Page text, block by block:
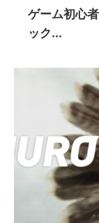
ゲーム初心
ック...